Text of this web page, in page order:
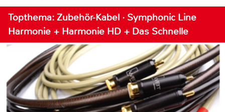
Topthema: Zubehör-Kabel · Symphonic Line
Harmonie + Harmonie HD + Das Schnelle